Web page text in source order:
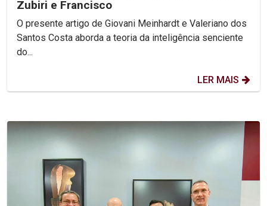
Zubiri e Francisco
O presente artigo de Giovani Meinhardt e Valeriano dos
Santos Costa aborda a teoria da inteligência senciente
do...
LER MAIS